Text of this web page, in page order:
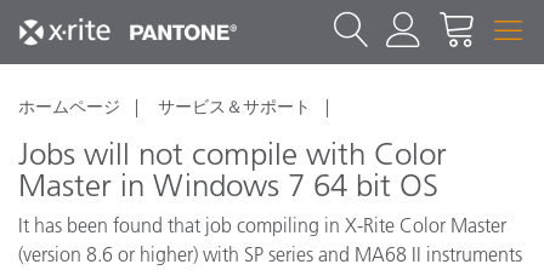
ホームページ サービス＆サポート
Jobs will not compile with Color
Master in Windows 7 64 bit OS
It has been found that job compiling in X-Rite Color Master
(version 8.6 or higher) with SP series and MA68 II instruments